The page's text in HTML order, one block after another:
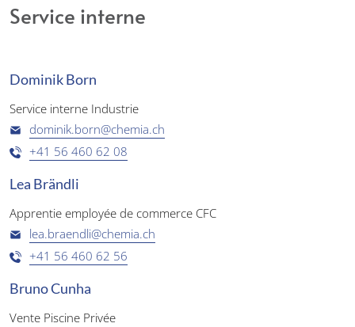
Service interne
Dominik Born
Service interne Industrie
dominik.born@chemia.ch
+41 56 460 62 08
Lea Brändli
Apprentie employée de commerce CFC
lea.braendli@chemia.ch
+41 56 460 62 56
Bruno Cunha
Vente Piscine Privée